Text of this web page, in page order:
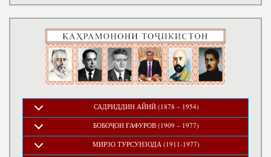
САДРИДДИН АЙНӢ (1878 – 1954)
БОБОҶОН ҒАФУРОВ (1909 – 1977)
МИРЗО ТУРСУНЗОДА (1911-1977)